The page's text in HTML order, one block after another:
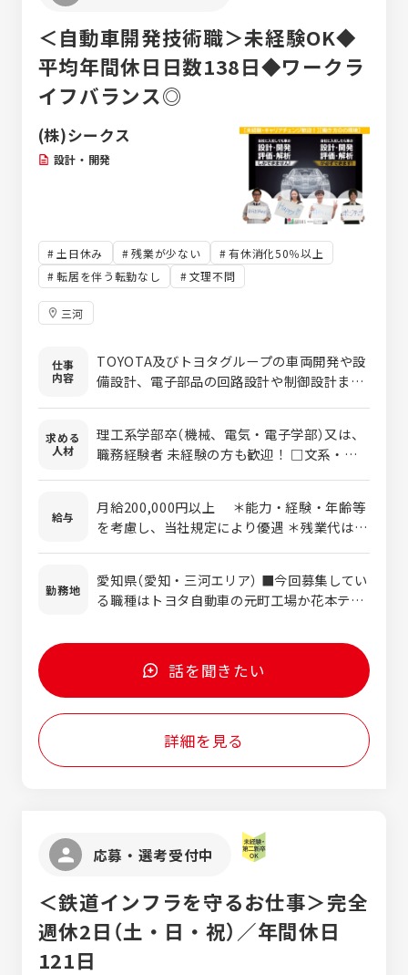
＜自動車開発技術職＞未経験OK◆
平均年間休日日数138日◆ワークラ
イフバランス◎
(株)シークス
設計・開発
土日休み 残業が少ない
有休消化50％以上
転居を伴う転勤なし
文理不問
三河
仕事
内容
TOYOTA及びトヨタグループの車両開発や設
備設計、電子部品の回路設計や制御設計ま
わっていただきます。 ●車体技術部門 ・ボデ
ィー系プレス金型設計 ・ボディー系プレス工
程設計 ・ボディー系プレス工程整備 ●先進
技術部門 ・運転支援システム開発 ・車載電
子制御ユニット開発 ・車載電子制御ユニット
発 ・ワイヤーハーネス回路設計 ・ワイヤー
ハーネス経路設計 ・始動充電系部品開発 【業
トやドア等の車のボディを生産するためのプ
レス金型と呼ばれる設備を設計します。 「こ
のボディのデザインであればいくつ工程が必
要で、こんな金型で…」など、 実際に車のボ
ディが製造できるところまで完結することが
ミッションです。 ● 運転支援システム開発
「次の新型車やモデルチェンジではこんな機
す。 実際に回路設計やプログラミングをする
部品メーカーに向けて、指示書を作って流し
子部品搭載設計 「トヨタ自動車」の開発の企画
に合わせて、 次期型車両へ搭載するECU・セ
ンサ等の車載用電子部品を様々な要件を考慮
求める
人材
理工系学部卒（機械、電気・電子学部）又は、
職務経験者 未経験の方も歓迎！ □文系・理
ア形成を図るため、年齢を制限した募集を行
なっています） □自動車に興味のある方 □自
動車に興味がなくても、技術を覚えようとす
るチャレンジ精神をお持ちの方 □コミュニケ
ーションを取り連携して仕事を進めることに
します！ 金融系営業、ドラッグストア・家電
量販店の販売員等、未経験入社の社員の前職
は様々。 エンジニアとしてのスキルも大事で
すが、プロジェクトをチームとして動かして
いくので、 周りとのコミュニケーションを取
れる方を重視しています！
給与
月給200,000円以上 ＊能力・経験・年齢等
を考慮し、当社規定により優遇 ＊残業代は別
＞ ・年収470万円/30歳（入社8年目） ・年収
620万円/40歳（入社18年目）
勤務地
愛知県（愛知・三河エリア） ■今回募集してい
る職種はトヨタ自動車の元町工場か花本テク
的には他のトヨタグループ会社及び関連会社
（トヨタ車体、デンソーなど）で勤務する可能
性もあります。 ※愛知県外への異動はありま
せん。 客先常駐＝派遣と思われる方も多いか
と思いますが、当社の場合は委託・請負業務
なので、トヨタ自動車工場内にシークスのオ
話を聞きたい
詳細を見る
応募・選考受付中
＜鉄道インフラを守るお仕事＞完全
週休2日（土・日・祝）／年間休日
121日